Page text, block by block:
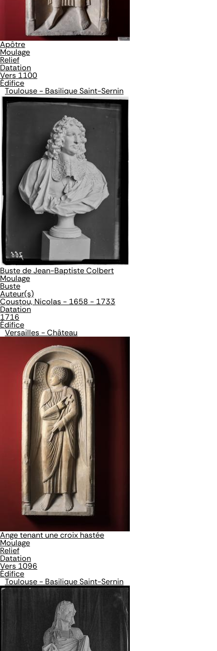
Apôtre
Moulage
Relief
Datation
Vers 1100
Édifice
Toulouse - Basilique Saint-Sernin
Buste de Jean-Baptiste Colbert
Moulage
Buste
Auteur(s)
Coustou, Nicolas - 1658 - 1733
Datation
1716
Édifice
Versailles - Château
Ange tenant une croix hastée
Moulage
Relief
Datation
Vers 1096
Édifice
Toulouse - Basilique Saint-Sernin